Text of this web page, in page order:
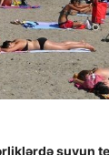
suyun